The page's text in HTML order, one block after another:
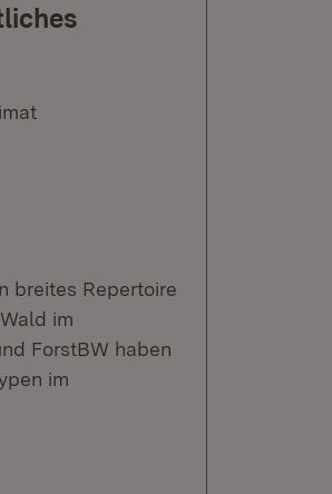
breites Repertoire
im
ForstBW haben
im